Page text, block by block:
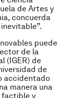
de Artes y
concuerda
puede
de la
(IGER) de
de
accidentado
manera una
factible y